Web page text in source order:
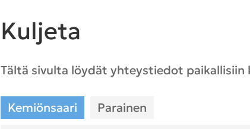
Kuljeta
Tältä sivulta löydät yhteystiedot
Kemiönsaari Parainen